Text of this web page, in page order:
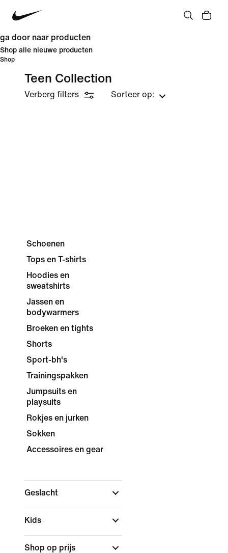
ga door naar producten
Shop alle nieuwe producten
Shop
Teen Collection
Verberg filters Sorteer op:
Schoenen
Tops en T-shirts
Hoodies en
sweatshirts
Jassen en
bodywarmers
Broeken en tights
Shorts
Sport-bh's
Trainingspakken
Jumpsuits en
playsuits
Rokjes en jurken
Sokken
Accessoires en gear
Geslacht
Kids
Shop op prijs